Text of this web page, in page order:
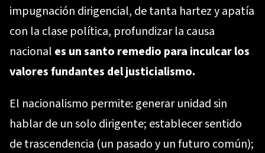
impugnación dirigencial, de tanta hartez y apatía
con la clase política, profundizar la causa
nacional es un santo remedio para inculcar los
valores fundantes del justicialismo.
El nacionalismo permite: generar unidad sin
hablar de un solo dirigente; establecer sentido
de trascendencia (un pasado y un futuro común);